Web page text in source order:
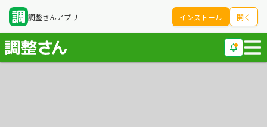
調整さんアプリ インストール 開く